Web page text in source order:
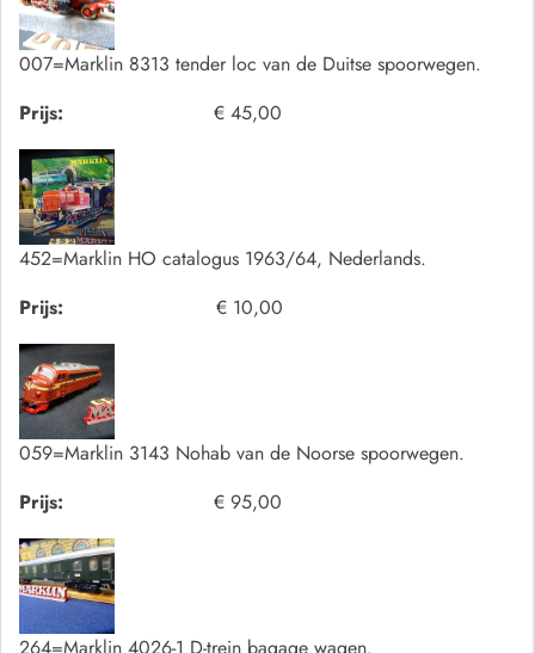
007=Marklin 8313 tender loc van de Duitse spoorwegen.
Prijs:
€ 45,00
452=Marklin HO catalogus 1963/64, Nederlands.
Prijs:
€ 10,00
059=Marklin 3143 Nohab van de Noorse spoorwegen.
Prijs:
€ 95,00